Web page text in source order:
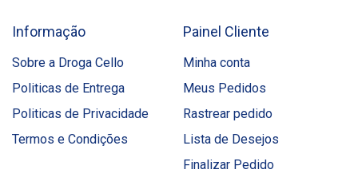
Informação
Sobre a Droga Cello
Politicas de Entrega
Politicas de Privacidade
Termos e Condições
Painel Cliente
Minha conta
Meus Pedidos
Rastrear pedido
Lista de Desejos
Finalizar Pedido